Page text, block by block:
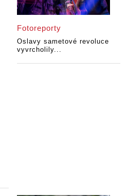
Fotoreporty
Oslavy sametové revoluce
vyvrcholily...